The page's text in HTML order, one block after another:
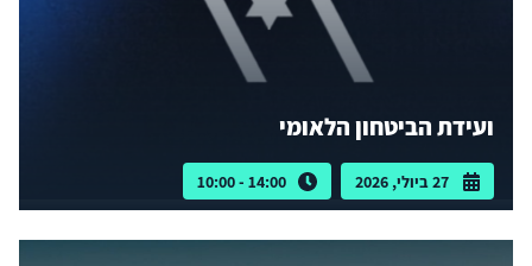
ועידת הביטחון הלאומי
27 ביולי, 2026 14:00 - 10:00